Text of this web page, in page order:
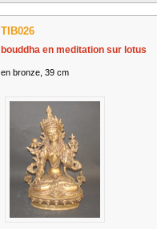
TIB026
bouddha en meditation sur lotus
en bronze, 39 cm